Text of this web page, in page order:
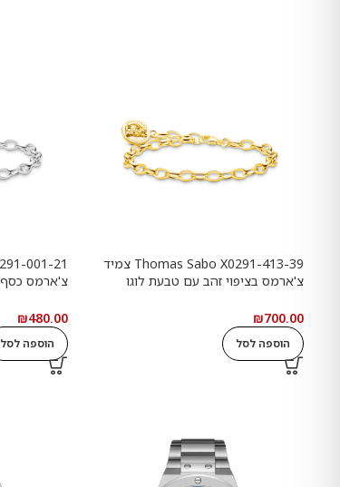
Thomas Sabo X0291-413-39 צמיד
צ'ארמס בציפוי זהב עם טבעת לוגו
₪700.00
הוספה לסל
₪480.00
הוספה לסל